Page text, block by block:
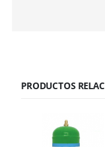
PRODUCTOS